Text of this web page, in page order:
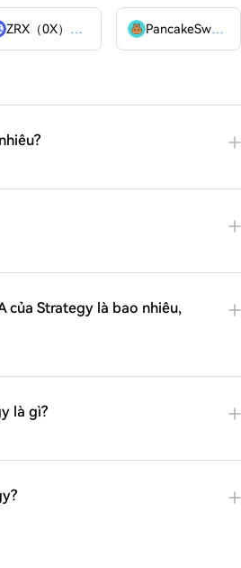
ZRX（0X）
ZRX PancakeSwap
của Strategy là bao nhiêu,
là gì?